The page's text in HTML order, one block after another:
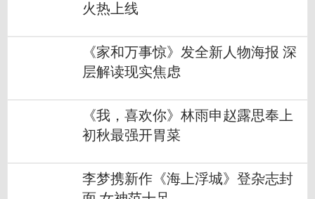
火热上线
《家和万事惊》发全新人物海报 深
层解读现实焦虑
《我，喜欢你》林雨申赵露思奉上
初秋最强开胃菜
李梦携新作《海上浮城》登杂志封